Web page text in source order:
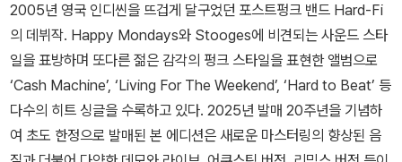
2005년 영국 인디씬을 뜨겁게 달구었던 포스트펑크 밴드 Hard-Fi
의 데뷔작. Happy Mondays와 Stooges에 비견되는 사운드 스타
일을 표방하며 또다른 젊은 감각의 펑크 스타일을 표현한 앨범으로
‘Cash Machine’, ‘Living For The Weekend’, ‘Hard to Beat’ 등
다수의 히트 싱글을 수록하고 있다. 2025년 발매 20주년을 기념하
여 초도 한정으로 발매된 본 에디션은 새로운 마스터링의 향상된 음